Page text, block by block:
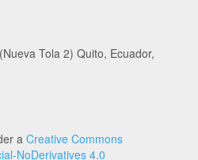
Tola 2) Quito, Ecuador,
a Creative Commons
NoDerivatives 4.0